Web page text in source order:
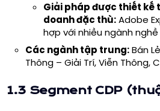
Giải pháp được thiết kế
doanh đặc thù:Adobe
hợp với nhiều ngành
Các ngành tập trung:Bán
Thông – Giải Trí, Viễn Thông,
1.3 Segment CDP